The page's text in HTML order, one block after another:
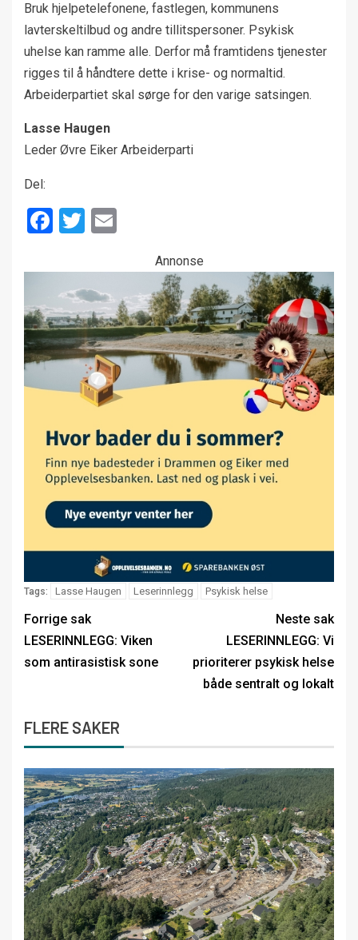
Bruk hjelpetelefonene, fastlegen, kommunens
lavterskeltilbud og andre tillitspersoner. Psykisk
uhelse kan ramme alle. Derfor må framtidens tjenester
rigges til å håndtere dette i krise- og normaltid.
Arbeiderpartiet skal sørge for den varige satsingen.
Lasse Haugen
Leder Øvre Eiker Arbeiderparti
Del:
Facebook
Twitter
Annonse
Tags: Lasse Haugen Leserinnlegg Psykisk helse
Forrige sak
LESERINNLEGG: Viken
som antirasistisk sone
Neste sak
LESERINNLEGG: Vi
prioriterer psykisk helse
både sentralt og lokalt
FLERE SAKER